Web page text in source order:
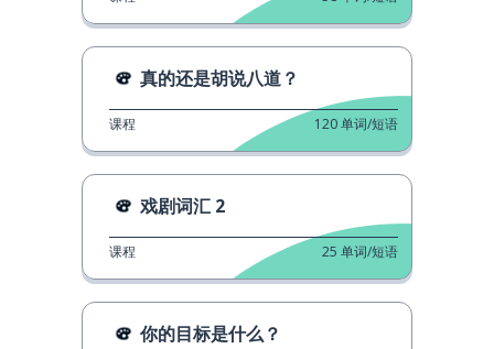
真的还是胡说八道？
课程 120单词/短语
戏剧词汇 2
课程 25 单词/短语
你的目标是什么？